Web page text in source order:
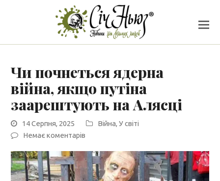
Чи почнеться ядерна
війна, якщо путіна
заарештують на Алясці
14 Серпня, 2025 Війна,У світі
Немає коментарів